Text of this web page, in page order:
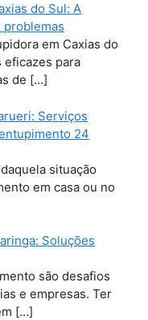
do Sul: A
problemas
em Caxias do
eficazes para
de […]
Serviços
24
situação
em casa ou no
Soluções
são desafios
e empresas. Ter
[…]